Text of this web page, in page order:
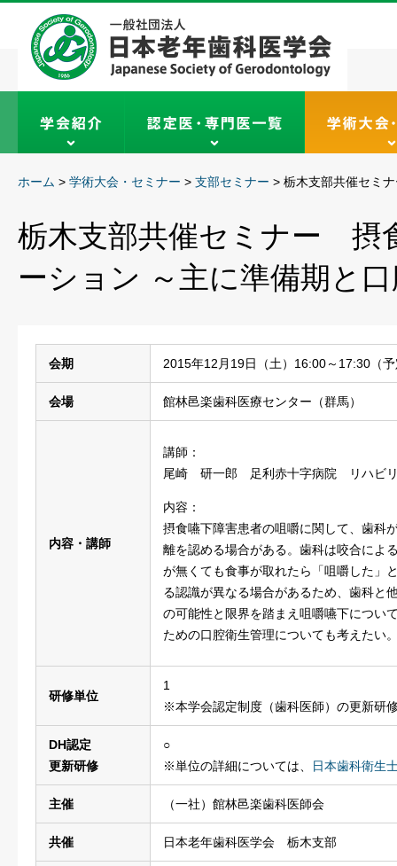
ホーム > 学術大会・セミナー > 支部セミナー > 栃木支部共催セミ
栃木支部共催セミナー 摂
ーション ～主に準備期と
会期 2015年12月19日（土）16:00～17:30（
会場 館林邑楽歯科医療センター（群馬）
内容・講師
講師：
尾崎 研一郎 足利赤十字病院 リハビ
内容：
摂食嚥下障害患者の咀嚼に関して、歯科
離を認める場合がある。歯科は咬合によ
が無くても食事が取れたら「咀嚼した」
る認識が異なる場合があるため、歯科と
の可能性と限界を踏まえ咀嚼嚥下につい
ための口腔衛生管理についても考えたい
研修単位
1
※本学会認定制度（歯科医師）の更新研
DH認定
更新研修
○
※単位の詳細については、
日本歯科衛生
主催 （一社）館林邑楽歯科医師会
共催 日本老年歯科医学会 栃木支部